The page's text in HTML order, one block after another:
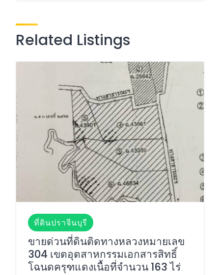
Related Listings
ที่ดินปราจีนบุรี
ขายด่วนที่ดินติดทางหลวงหมายเลข
304 เขตอุตสาหกรรมเอกสารสิทธิ์
โฉนดครุฑแดงเนื้อที่จำนวน 163 ไร่